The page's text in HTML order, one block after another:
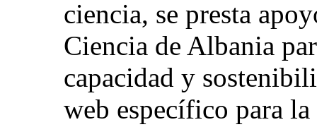
ciencia, se presta
Ciencia de Albania
capacidad y
web específico para